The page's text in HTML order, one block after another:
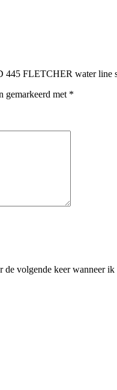
445 FLETCHER water line
gemarkeerd met *
volgende keer wanneer ik